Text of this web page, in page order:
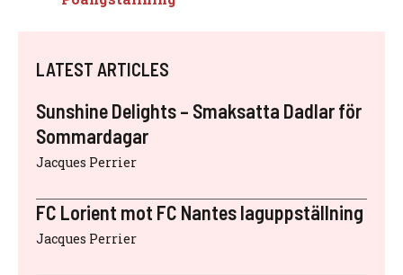
LATEST ARTICLES
Sunshine Delights – Smaksatta Dadlar för
Sommardagar
Jacques Perrier
FC Lorient mot FC Nantes laguppställning
Jacques Perrier